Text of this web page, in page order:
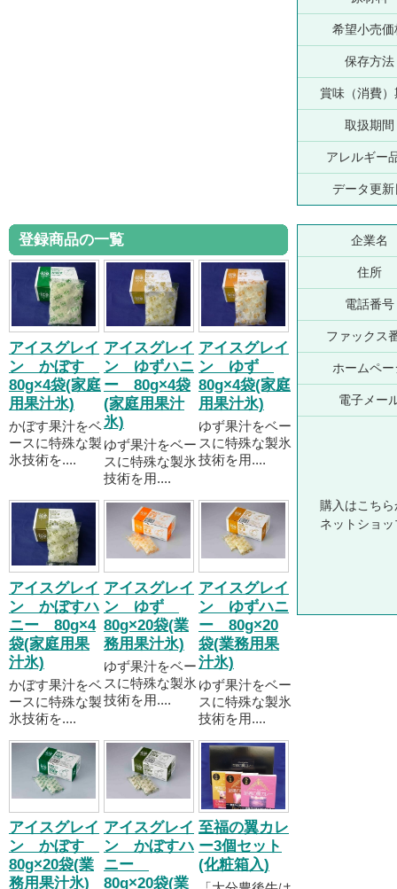
希望小売価
保存方法
賞味（消費）
取扱期間
アレルギー
データ更新
登録商品の一覧
アイスグレイ
ン かぼす
80g×4袋(家庭
用果汁氷)
かぼす果汁をベ
ースに特殊な製
氷技術を....
アイスグレイ
ン ゆずハニ
ー 80g×4袋
(家庭用果汁
氷)
ゆず果汁をベー
スに特殊な製氷
技術を用....
アイスグレイ
ン ゆず
80g×4袋(家庭
用果汁氷)
ゆず果汁をベー
スに特殊な製氷
技術を用....
アイスグレイ
ン かぼすハ
ニー 80g×4
袋(家庭用果
汁氷)
かぼす果汁をベ
ースに特殊な製
氷技術を....
アイスグレイ
ン ゆず
80g×20袋(業
務用果汁氷)
ゆず果汁をベー
スに特殊な製氷
技術を用....
アイスグレイ
ン ゆずハニ
ー 80g×20
袋(業務用果
汁氷)
ゆず果汁をベー
スに特殊な製氷
技術を用....
アイスグレイ
ン かぼす
80g×20袋(業
務用果汁氷)
アイスグレイ
ン かぼすハ
ニー
80g×20袋(業
至福の翼カレ
ー3個セット
(化粧箱入)
企業名
住所
電話番号
ファックス
ホームペー
電子メー
購入はこちら
ネットショ